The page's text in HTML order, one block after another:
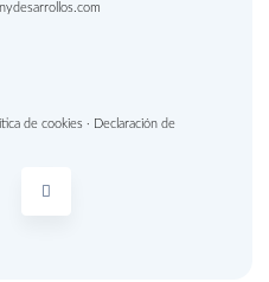
de cookies· Declaración de